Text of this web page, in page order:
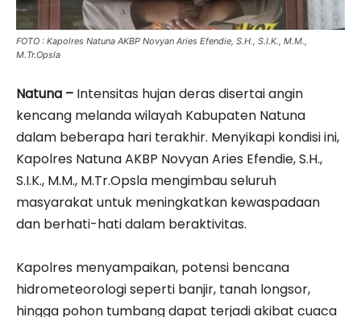
FOTO : Kapolres Natuna AKBP Novyan Aries Efendie, S.H., S.I.K., M.M.,
M.Tr.Opsla
‎Natuna – Intensitas hujan deras disertai angin
kencang melanda wilayah Kabupaten Natuna
dalam beberapa hari terakhir. Menyikapi kondisi ini,
Kapolres Natuna AKBP Novyan Aries Efendie, S.H.,
S.I.K., M.M., M.Tr.Opsla mengimbau seluruh
masyarakat untuk meningkatkan kewaspadaan
dan berhati-hati dalam beraktivitas.
‎Kapolres menyampaikan, potensi bencana
hidrometeorologi seperti banjir, tanah longsor,
hingga pohon tumbang dapat terjadi akibat cuaca